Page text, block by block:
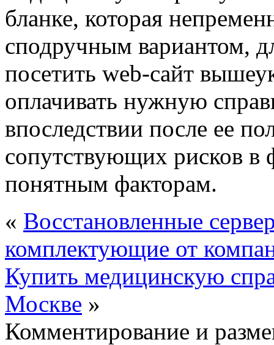
бланке, которая
сподручным вариантом,
посетить web-сайт
оплачивать нужную
впоследствии после ее
сопутствующих рисков в
понятным факторам.
« Восстановленные
комплектующие от
Купить медицинскую
Москве »
Комментирование и